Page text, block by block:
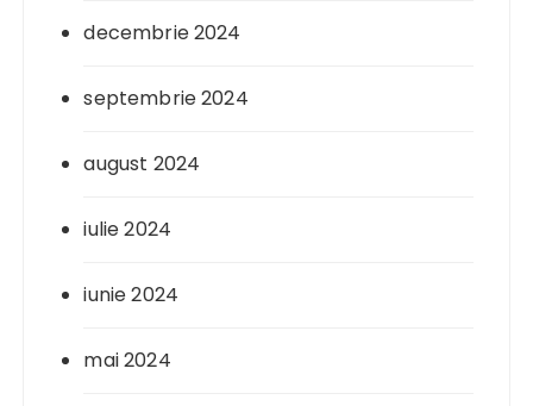
decembrie 2024
septembrie 2024
august 2024
iulie 2024
iunie 2024
mai 2024